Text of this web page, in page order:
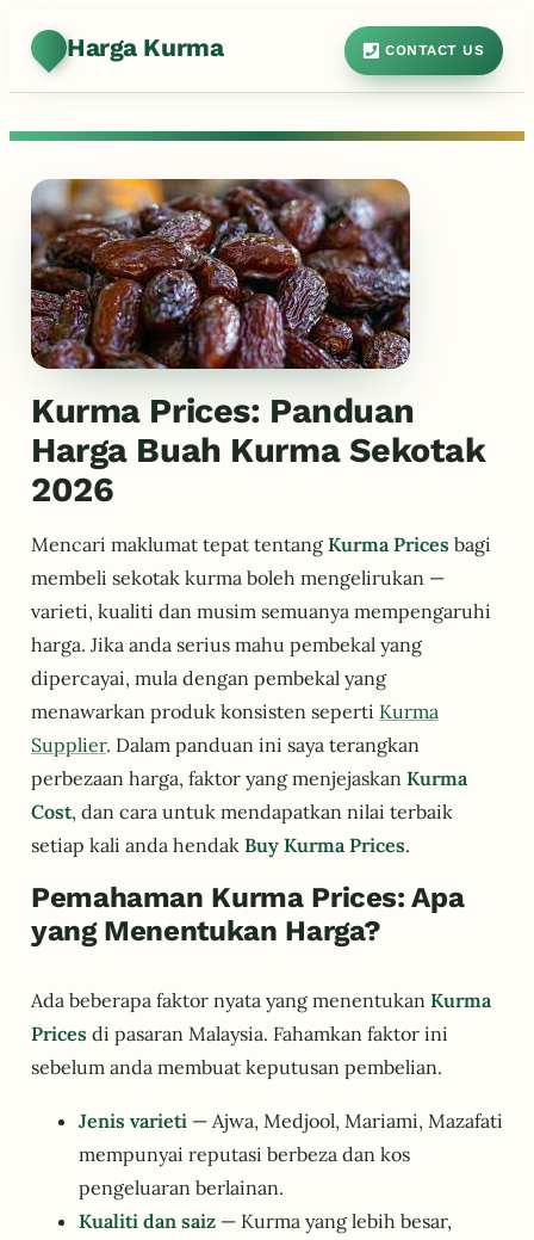
Harga Kurma CONTACT US
Kurma Prices: Panduan
Harga Buah Kurma Sekotak
2026
Mencari maklumat tepat tentang Kurma Prices bagi
membeli sekotak kurma boleh mengelirukan —
varieti, kualiti dan musim semuanya mempengaruhi
harga. Jika anda serius mahu pembekal yang
dipercayai, mula dengan pembekal yang
menawarkan produk konsisten seperti Kurma
Supplier. Dalam panduan ini saya terangkan
perbezaan harga, faktor yang menjejaskan Kurma
Cost, dan cara untuk mendapatkan nilai terbaik
setiap kali anda hendak Buy Kurma Prices.
Pemahaman Kurma Prices: Apa
yang Menentukan Harga?
Ada beberapa faktor nyata yang menentukan Kurma
Prices di pasaran Malaysia. Fahamkan faktor ini
sebelum anda membuat keputusan pembelian.
Jenis varieti — Ajwa, Medjool, Mariami, Mazafati
mempunyai reputasi berbeza dan kos
pengeluaran berlainan.
Kualiti dan saiz — Kurma yang lebih besar,